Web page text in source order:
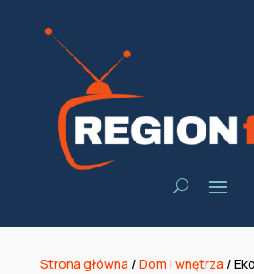
Strona główna / Dom i wnętrza /